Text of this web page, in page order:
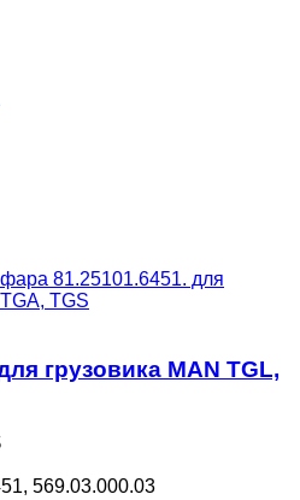
фара 81.25101.6451. для
TGS
грузовика MAN TGL,
569.03.000.03